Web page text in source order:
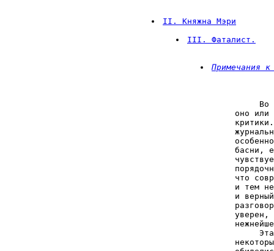
II. Княжна Мэри
III. Фаталист.
Примечания